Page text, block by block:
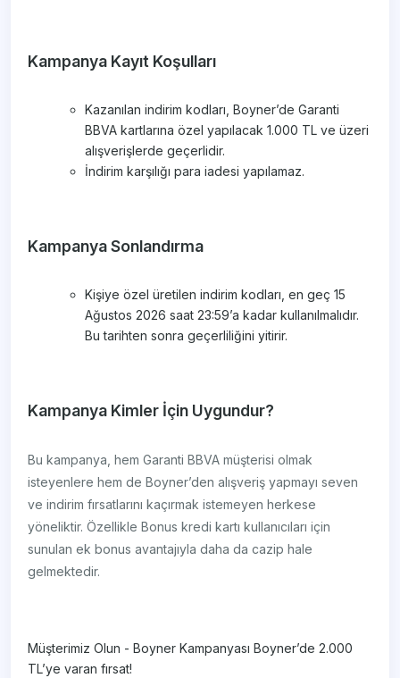
Kampanya Kayıt Koşulları
Kazanılan indirim kodları, Boyner’de Garanti
BBVA kartlarına özel yapılacak 1.000 TL ve üzeri
alışverişlerde geçerlidir.
İndirim karşılığı para iadesi yapılamaz.
Kampanya Sonlandırma
Kişiye özel üretilen indirim kodları, en geç 15
Ağustos 2026 saat 23:59’a kadar kullanılmalıdır.
Bu tarihten sonra geçerliliğini yitirir.
Kampanya Kimler İçin Uygundur?
Bu kampanya, hem Garanti BBVA müşterisi olmak
isteyenlere hem de Boyner’den alışveriş yapmayı seven
ve indirim fırsatlarını kaçırmak istemeyen herkese
yöneliktir. Özellikle Bonus kredi kartı kullanıcıları için
sunulan ek bonus avantajıyla daha da cazip hale
gelmektedir.
Müşterimiz Olun - Boyner Kampanyası Boyner’de 2.000
TL’ye varan fırsat!